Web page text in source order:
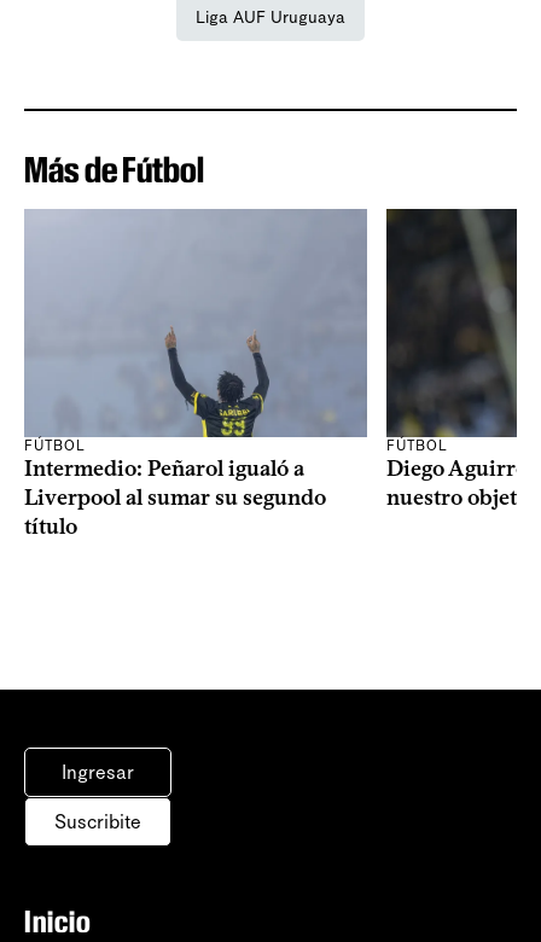
Liga AUF Uruguaya
Más de Fútbol
FÚTBOL
Intermedio: Peñarol igualó a
Liverpool al sumar su segundo
título
FÚTBOL
Diego Aguirre:
nuestro
Ingresar
Suscribite
Inicio